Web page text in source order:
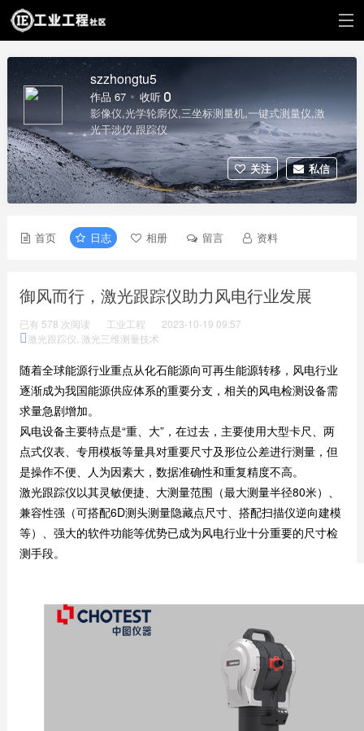
szzhongtu5
作品 67 收听 0
影像仪,光学轮廓仪,三坐标测量机,一键式测量仪,激
光干涉仪,跟踪仪
关注 私信
首页 日志 相册 留言 资料
御风而行，激光跟踪仪助力风电行业发展
已有 578 次阅读 2023-10-19 09:57
工业工程
激光跟踪仪 激光三维测量技术
随着全球能源行业重点从化石能源向可再生能源转移，风电行业
逐渐成为我国能源供应体系的重要分支，相关的风电检测设备需
求量急剧增加。
风电设备主要特点是“重、大”，在过去，主要使用大型卡尺、两
点式仪表、专用模板等量具对重要尺寸及形位公差进行测量，但
是操作不便、人为因素大，数据准确性和重复精度不高。
激光跟踪仪以其灵敏便捷、大测量范围（最大测量半径80米）、
兼容性强（可搭配6D测头测量隐藏点尺寸、搭配扫描仪逆向建模
等）、强大的软件功能等优势已成为风电行业十分重要的尺寸检
测手段。